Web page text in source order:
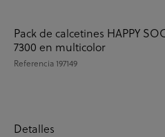
Pack de calcetines HAPPY
7300 en multicolor
Referencia 197149
Detalles